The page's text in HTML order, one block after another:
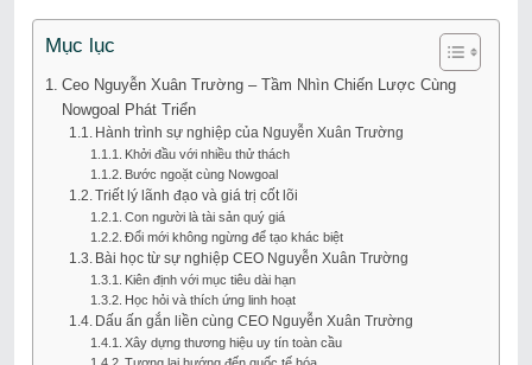
Mục lục
Ceo Nguyễn Xuân Trường – Tầm Nhìn Chiến Lược Cùng
Nowgoal Phát Triển
Hành trình sự nghiệp của Nguyễn Xuân Trường
Khởi đầu với nhiều thử thách
Bước ngoặt cùng Nowgoal
Triết lý lãnh đạo và giá trị cốt lõi
Con người là tài sản quý giá
Đổi mới không ngừng để tạo khác biệt
Bài học từ sự nghiệp CEO Nguyễn Xuân Trường
Kiên định với mục tiêu dài hạn
Học hỏi và thích ứng linh hoạt
Dấu ấn gắn liền cùng CEO Nguyễn Xuân Trường
Xây dựng thương hiệu uy tín toàn cầu